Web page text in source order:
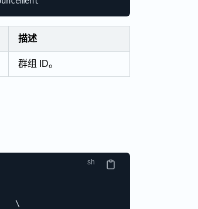
描述
群组 ID。
\